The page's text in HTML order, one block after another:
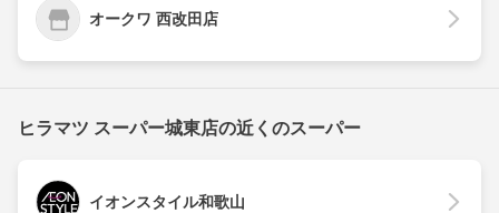
オークワ 西改田店
ヒラマツ スーパー城東店の近くのスーパー
イオンスタイル和歌山